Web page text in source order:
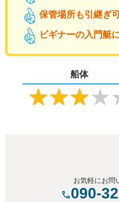
保管場所も引継ぎ
ビギナーの入門艇
船体
★★★★
お気軽にお問
090-